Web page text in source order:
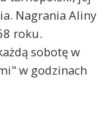
Nagrania Aliny
roku.
sobotę w
w godzinach